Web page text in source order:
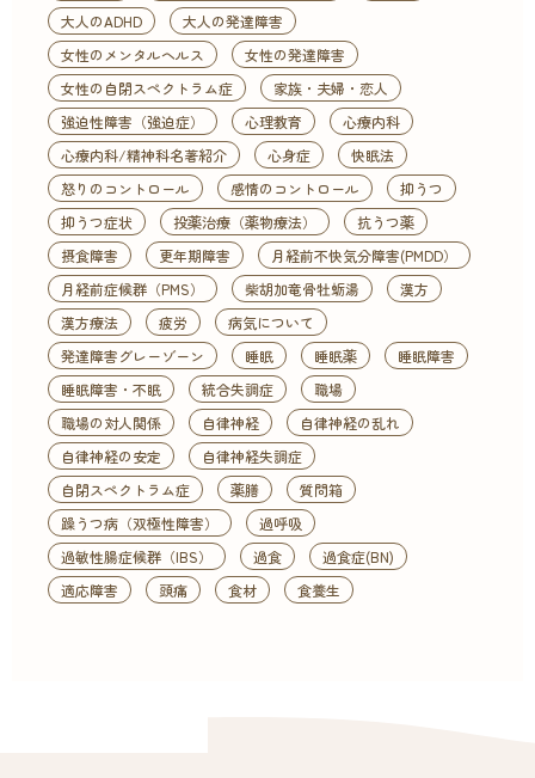
大人のADHD
大人の発達障害
女性のメンタルヘルス
女性の発達障害
女性の自閉スペクトラム症
家族・夫婦・恋人
強迫性障害（強迫症）
心理教育
心療内科
心療内科/精神科名著紹介
心身症
快眠法
怒りのコントロール
感情のコントロール
抑うつ
抑うつ症状
投薬治療（薬物療法）
抗うつ薬
摂食障害
更年期障害
月経前不快気分障害(PMDD）
月経前症候群（PMS）
柴胡加竜骨牡蛎湯
漢方
漢方療法
疲労
病気について
発達障害グレーゾーン
睡眠 睡眠薬
睡眠障害
睡眠障害・不眠
統合失調症
職場
職場の対人関係
自律神経
自律神経の乱れ
自律神経の安定
自律神経失調症
自閉スペクトラム症
薬膳
質問箱
躁うつ病（双極性障害）
過呼吸
過敏性腸症候群（IBS）
過食
過食症(BN)
適応障害
頭痛 食材 食養生